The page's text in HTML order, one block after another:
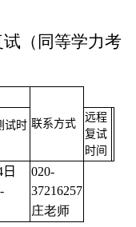
试（同等学力考
联系方式
试时
远程
复试
时间
日
020-
37216257
庄老师